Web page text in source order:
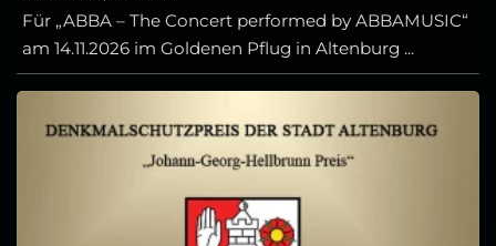
Für „ABBA – The Concert performed by ABBAMUSIC“
am 14.11.2026 im Goldenen Pflug in Altenburg ...